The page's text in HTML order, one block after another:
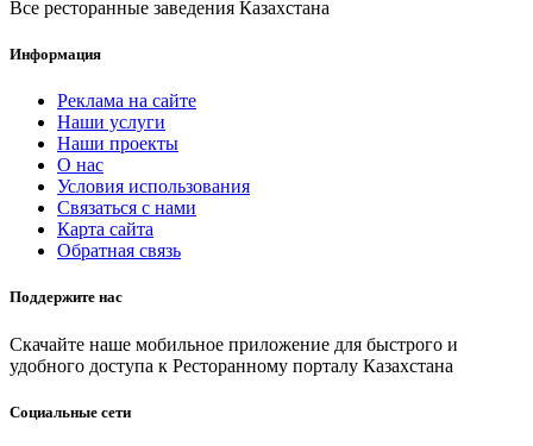
Все ресторанные заведения Казахстана
Информация
Реклама на сайте
Наши услуги
Наши проекты
О нас
Условия использования
Связаться с нами
Карта сайта
Обратная связь
Поддержите нас
Скачайте наше мобильное приложение для быстрого и
удобного доступа к Ресторанному порталу Казахстана
Социальные сети